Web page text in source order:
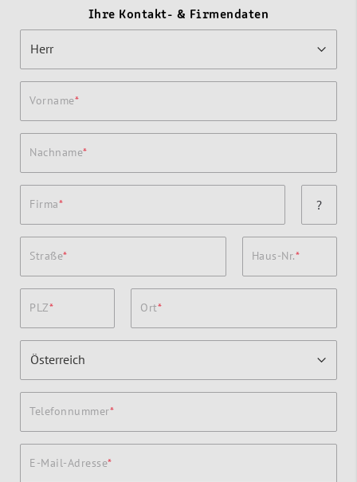
Ihre Kontakt- & Firmendaten
Vorname
Nachname
Firma ?
Straße Haus-Nr.
PLZ Ort
Telefonnummer
E-Mail-Adresse